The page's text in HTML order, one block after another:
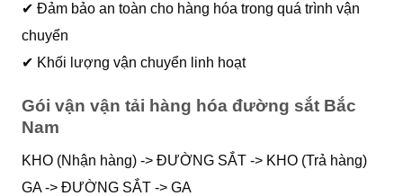
✔ Đảm bảo an toàn cho hàng hóa trong quá trình vận
chuyển
✔ Khối lượng vận chuyển linh hoạt
Gói vận vận tải hàng hóa đường sắt Bắc
Nam
KHO (Nhận hàng) -> ĐƯỜNG SẮT -> KHO (Trả hàng)
GA -> ĐƯỜNG SẮT -> GA